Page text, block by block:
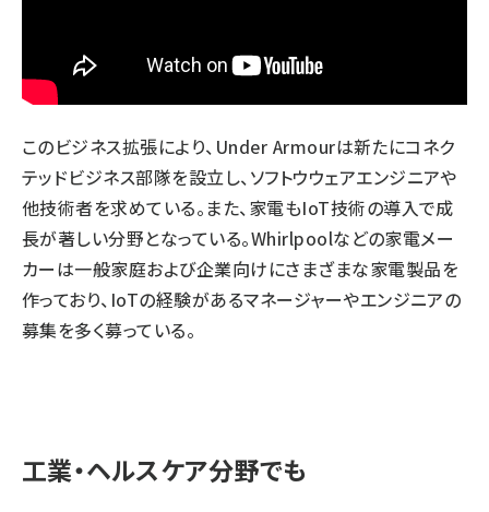
このビジネス拡張により、Under Armourは新たにコネク
テッドビジネス部隊を設立し、ソフトウウェアエンジニアや
他技術者を求めている。また、家電もIoT技術の導入で成
長が著しい分野となっている。Whirlpoolなどの家電メー
カーは一般家庭および企業向けにさまざまな家電製品を
作っており、IoTの経験があるマネージャーやエンジニアの
募集を多く募っている。
工業・ヘルスケア分野でも